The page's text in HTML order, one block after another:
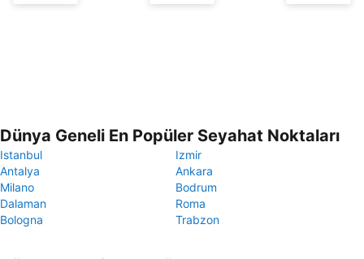
Dünya Geneli En Popüler Seyahat Noktaları
Istanbul
Izmir
Antalya
Ankara
Milano
Bodrum
Dalaman
Roma
Bologna
Trabzon